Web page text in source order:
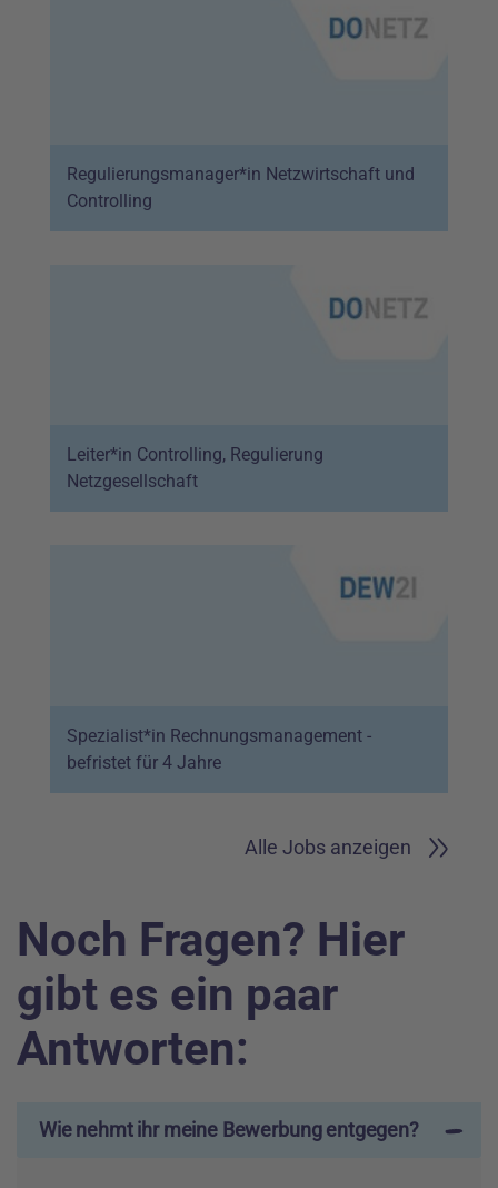
Regulierungsmanager*in Netzwirtschaft und
Controlling
Leiter*in Controlling, Regulierung
Netzgesellschaft
Spezialist*in Rechnungsmanagement -
befristet für 4 Jahre
Alle Jobs anzeigen
Noch Fragen? Hier
gibt es ein paar
Antworten:
Wie nehmt ihr meine Bewerbung entgegen?